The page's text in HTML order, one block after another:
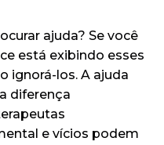
ajuda? Se você
está exibindo esses
ignorá-los. A ajuda
diferença
e vícios podem